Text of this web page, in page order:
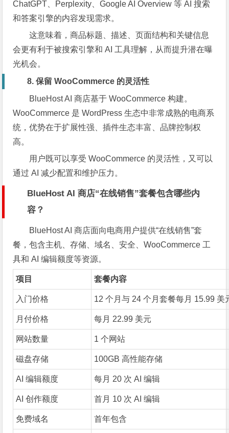
ChatGPT、Perplexity、Google AI Overview 等 AI 搜索
和答案引擎的内容发现需求。
这意味着，商品标题、描述、页面结构和关键信息
会更有利于被搜索引擎和 AI 工具理解，从而提升潜在曝
光机会。
8. 保留 WooCommerce 的灵活性
BlueHost AI 商店基于 WooCommerce 构建。
WooCommerce 是 WordPress 生态中非常成熟的电商系
统，优势在于扩展性强、插件生态丰富、品牌控制权
高。
用户既可以享受 WooCommerce 的灵活性，又可以
通过 AI 减少配置和维护压力。
BlueHost AI 商店“在线销售”套餐包含哪些内
容？
BlueHost AI 商店面向电商用户提供“在线销售”套
餐，包含主机、存储、域名、安全、WooCommerce 工
具和 AI 编辑额度等资源。
项目 套餐内容
入门价格 12 个月与 24 个月套餐每月 15.99 美
月付价格 每月 22.99 美元
网站数量 1 个网站
磁盘存储 100GB 高性能存储
AI 编辑额度 每月 20 次 AI 编辑
AI 创作额度 首月 10 次 AI 编辑
免费域名 首年包含